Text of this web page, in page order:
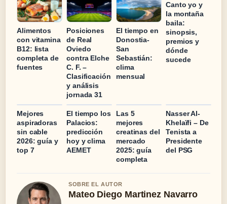
Alimentos
con vitamina
B12: lista
completa de
fuentes
Posiciones
de Real
Oviedo
contra Elche
C. F. –
Clasificación
y análisis
jornada 31
El tiempo en
Donostia-
San
Sebastián:
clima
mensual
Canto yo y
la montaña
baila:
sinopsis,
premios y
dónde
sucede
Mejores
aspiradoras
sin cable
2026: guía y
top 7
El tiempo los
Palacios:
predicción
hoy y clima
AEMET
Las 5
mejores
creatinas del
mercado
2025: guía
completa
Nasser Al-
Khelaïfi – De
Tenista a
Presidente
del PSG
SOBRE EL AUTOR
Mateo Diego Martinez Navarro